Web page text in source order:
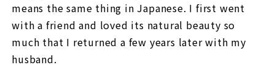
means the same thing in Japanese. I first went
with a friend and loved its natural beauty so
much that I returned a few years later with my
husband.